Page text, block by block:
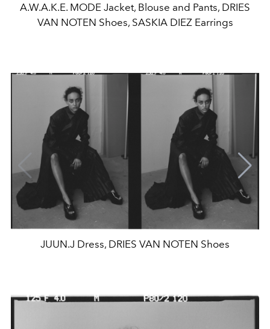
A.W.A.K.E. MODE Jacket, Blouse and Pants, DRIES
VAN NOTEN Shoes, SASKIA DIEZ Earrings
JUUN.J Dress, DRIES VAN NOTEN Shoes